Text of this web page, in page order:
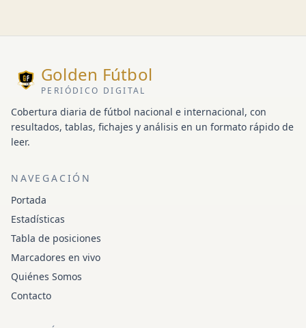
Golden Fútbol
PERIÓDICO DIGITAL
Cobertura diaria de fútbol nacional e internacional, con
resultados, tablas, fichajes y análisis en un formato rápido de
leer.
NAVEGACIÓN
Portada
Estadísticas
Tabla de posiciones
Marcadores en vivo
Quiénes Somos
Contacto